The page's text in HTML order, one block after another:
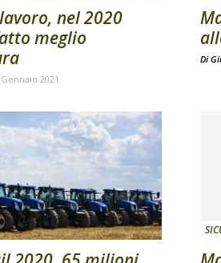
nel 2020
meglio
2021
Di